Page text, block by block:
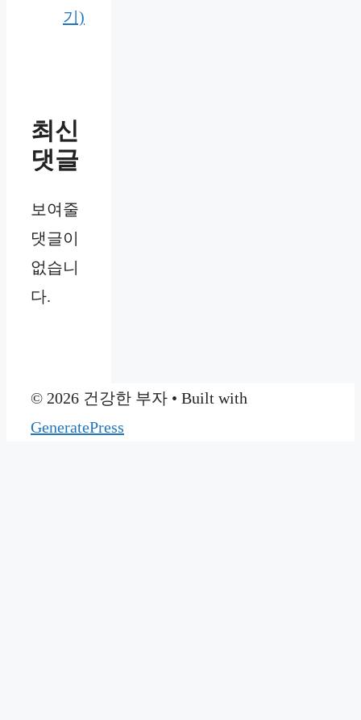
기)
최신
댓글
보여줄
댓글이
없습니
다.
© 2026 건강한 부자 • Built with
GeneratePress